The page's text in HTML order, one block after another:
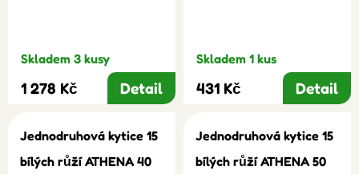
Skladem 3 kusy
1 278 Kč Detail
Skladem 1 kus
431 Kč Detail
Jednodruhová kytice 15
bílých růží ATHENA 40
Jednodruhová kytice 15
bílých růží ATHENA 50